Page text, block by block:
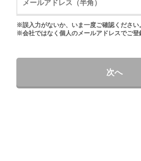
※誤入力がないか、いま一度ご確認ください
※会社ではなく個人のメールアドレスでご登
次へ